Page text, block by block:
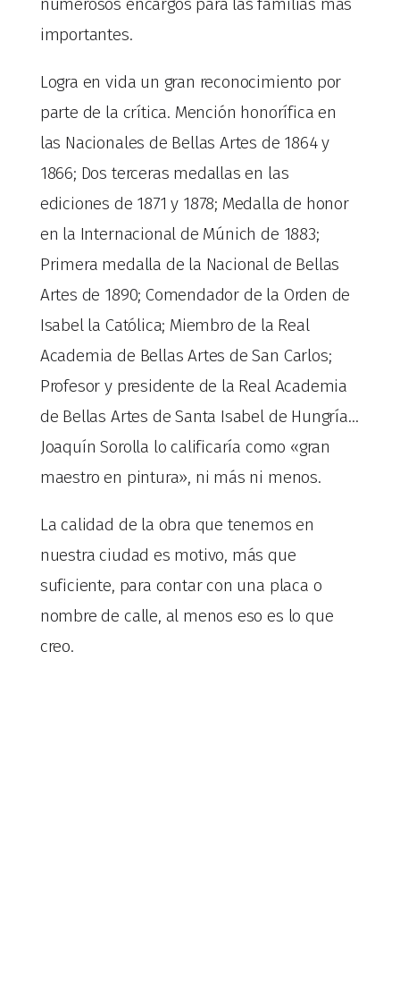
importantes.
Logra en vida un gran reconocimiento por
parte de la crítica. Mención honorífica en
las Nacionales de Bellas Artes de 1864 y
1866; Dos terceras medallas en las
ediciones de 1871 y 1878; Medalla de honor
en la Internacional de Múnich de 1883;
Primera medalla de la Nacional de Bellas
Artes de 1890; Comendador de la Orden de
Isabel la Católica; Miembro de la Real
Academia de Bellas Artes de San Carlos;
Profesor y presidente de la Real Academia
de Bellas Artes de Santa Isabel de Hungría…
Joaquín Sorolla lo calificaría como «gran
maestro en pintura», ni más ni menos.
La calidad de la obra que tenemos en
nuestra ciudad es motivo, más que
suficiente, para contar con una placa o
nombre de calle, al menos eso es lo que
creo.